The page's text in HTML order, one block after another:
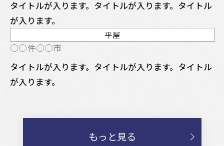
タイトルが入ります。タイトルが入ります。タイトル
が入ります。
NEW 平屋
○○件○○市
タイトルが入ります。タイトルが入ります。タイトル
が入ります。
もっと見る